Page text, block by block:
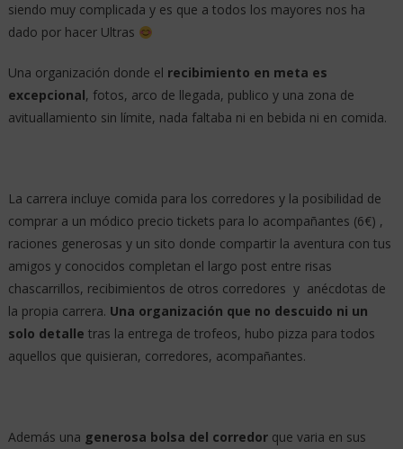
siendo muy complicada y es que a todos los mayores nos ha
dado por hacer Ultras
Una organización donde el recibimiento en meta es
excepcional, fotos, arco de llegada, publico y una zona de
avituallamiento sin límite, nada faltaba ni en bebida ni en comida.
La carrera incluye comida para los corredores y la posibilidad de
comprar a un módico precio tickets para lo acompañantes (6€) ,
raciones generosas y un sito donde compartir la aventura con tus
amigos y conocidos completan el largo post entre risas
chascarrillos, recibimientos de otros corredores y anécdotas de
la propia carrera. Una organización que no descuido ni un
solo detalle tras la entrega de trofeos, hubo pizza para todos
aquellos que quisieran, corredores, acompañantes.
Además una generosa bolsa del corredorque varia en sus